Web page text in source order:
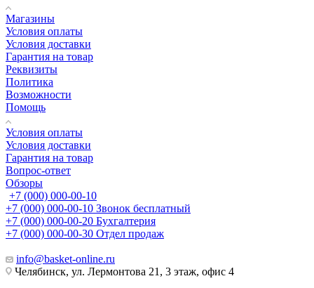
Магазины
Условия оплаты
Условия доставки
Гарантия на товар
Реквизиты
Политика
Возможности
Помощь
Условия оплаты
Условия доставки
Гарантия на товар
Вопрос-ответ
Обзоры
+7 (000) 000-00-10
+7 (000) 000-00-10 Звонок бесплатный
+7 (000) 000-00-20 Бухгалтерия
+7 (000) 000-00-30 Отдел продаж
info@basket-online.ru
Челябинск, ул. Лермонтова 21, 3 этаж, офис 4